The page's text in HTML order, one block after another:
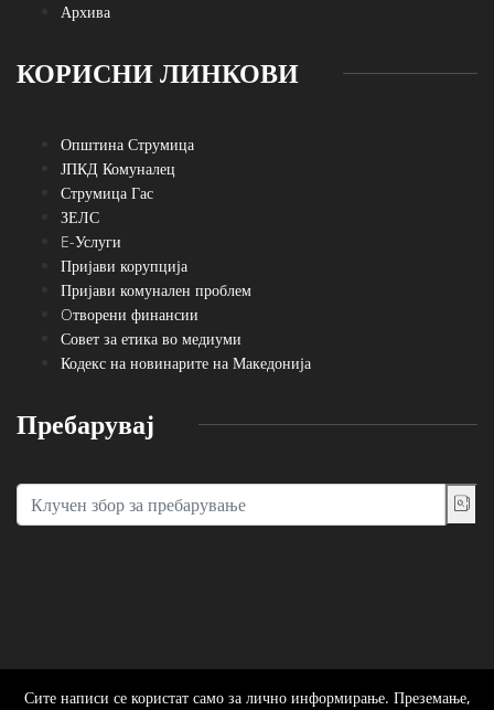
Архива
КОРИСНИ ЛИНКОВИ
Општина Струмица
ЈПКД Комуналец
Струмица Гас
ЗЕЛС
E-Услуги
Пријави корупција
Пријави комунален проблем
Oтворени финансии
Совет за етика во медиуми
Кодекс на новинарите на Македонија
Пребарувај
Сите написи се користат само за лично информирање. Преземање,